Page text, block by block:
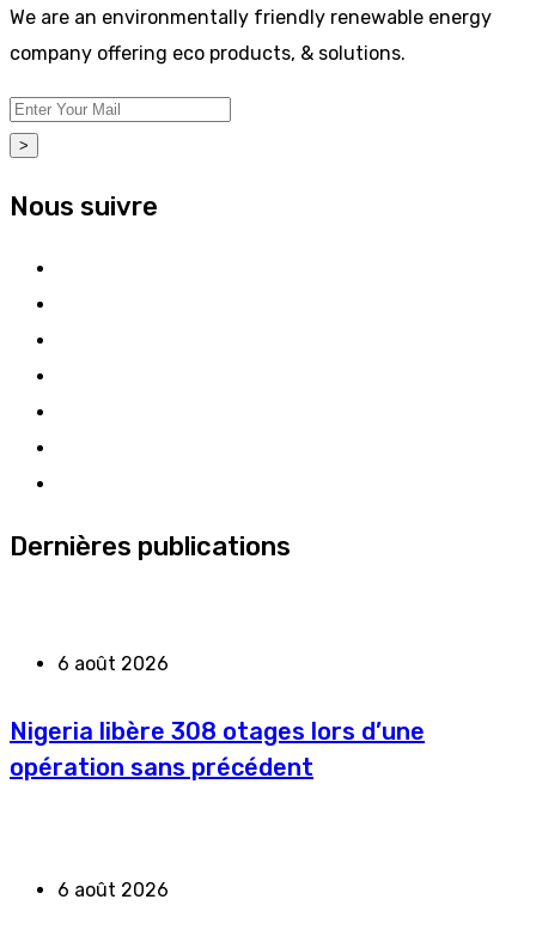
We are an environmentally friendly renewable energy
company offering eco products, & solutions.
>
Nous suivre
Dernières publications
6 août 2026
Nigeria libère 308 otages lors d’une
opération sans précédent
6 août 2026